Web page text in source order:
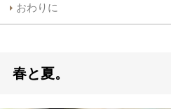
おわりに
春と夏。